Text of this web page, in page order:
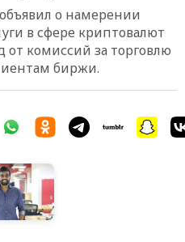
о намерении
в сфере криптовалют
от комиссий за торговлю
биржи.